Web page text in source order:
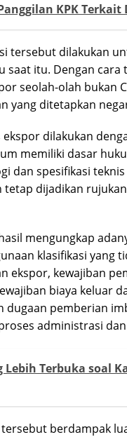
KPK Terkait
tersebut dilakukan
saat itu. Dengan
seolah-olah bukan
yang ditetapkan
dilakukan
memiliki dasar
dan spesifikasi
dijadikan
mengungkap
klasifikasi yang
ekspor, kewajiban
biaya keluar
pemberian
administrasi
Lebih Terbuka soal
berdampak